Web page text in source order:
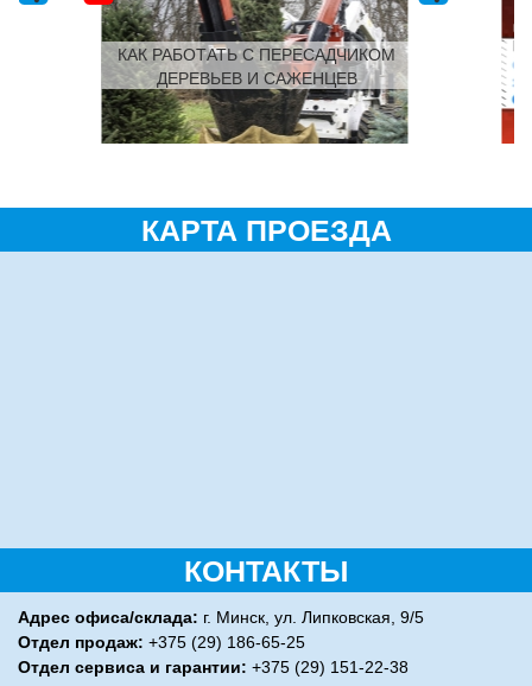
КАК РАБОТАТЬ С ПЕРЕСАДЧИКОМ
ДЕРЕВЬЕВ И САЖЕНЦЕВ
КАРТА ПРОЕЗДА
КОНТАКТЫ
Адрес офиса/склада: г. Минск, ул. Липковская, 9/5
Отдел продаж: +375 (29) 186-65-25
Отдел сервиса и гарантии: +375 (29) 151-22-38